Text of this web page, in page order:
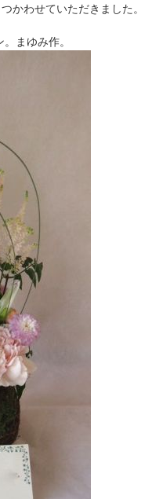
わせていただきました。
まゆみ作。